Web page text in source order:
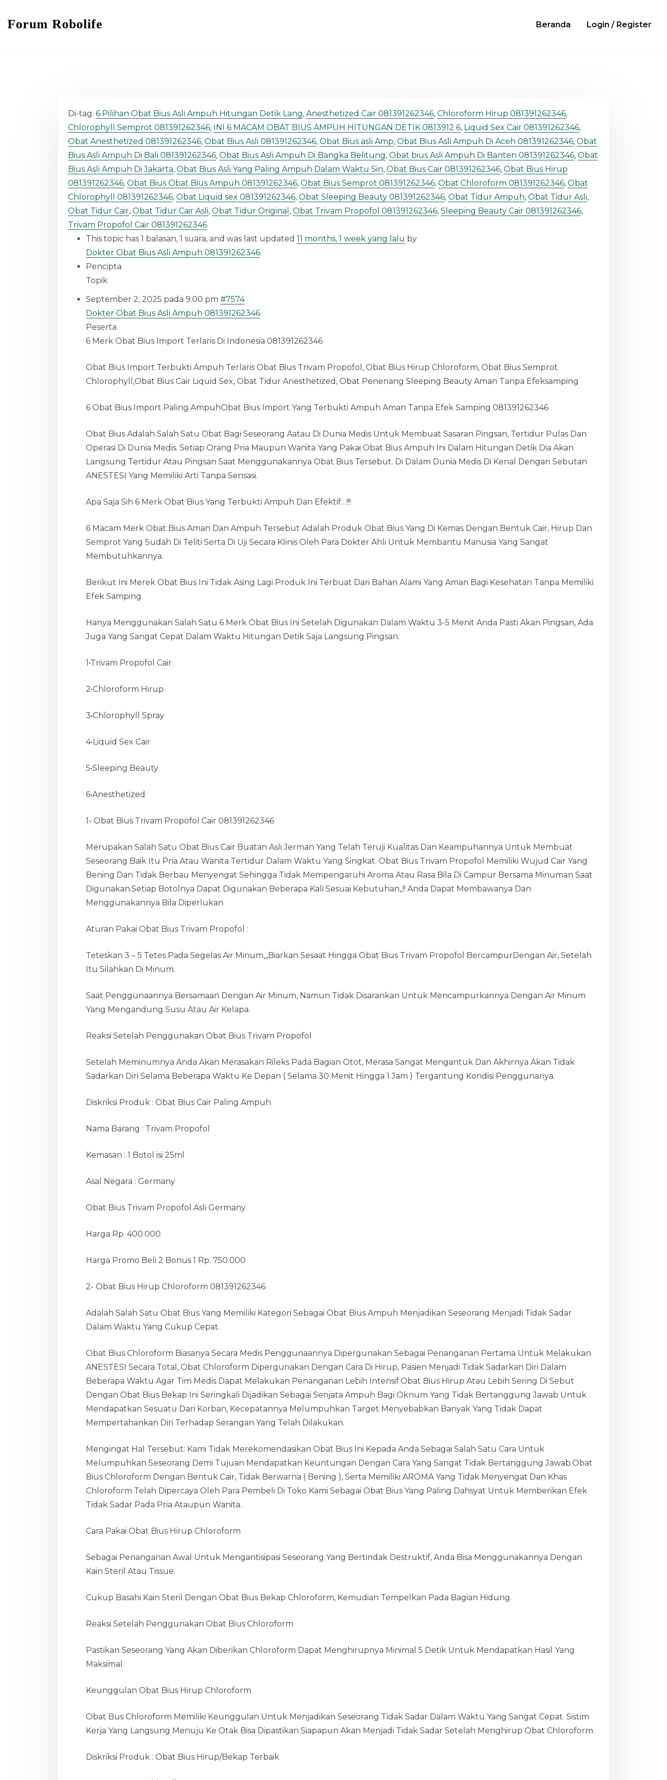
Forum Robolife Beranda Login / Register
Di-tag: 6 Pilihan Obat Bius Asli Ampuh Hitungan Detik Lang, Anesthetized Cair 081391262346, Chloroform Hirup 081391262346,
Chlorophyll Semprot 081391262346, INI 6 MACAM OBAT BIUS AMPUH HITUNGAN DETIK 0813912 6, Liquid Sex Cair 081391262346,
Obat Anesthetized 081391262346, Obat Bius Asli 081391262346, Obat Bius asli Amp, Obat Bius Asli Ampuh Di Aceh 081391262346, Obat
Bius Asli Ampuh Di Bali 081391262346, Obat Bius Asli Ampuh Di Bangka Belitung, Obat bius Asli Ampuh Di Banten 081391262346, Obat
Bius Asli Ampuh Di Jakarta, Obat Bius Asli Yang Paling Ampuh Dalam Waktu Sin, Obat Bius Cair 081391262346, Obat Bius Hirup
081391262346, Obat Bius Obat Bius Ampuh 081391262346, Obat Bius Semprot 081391262346, Obat Chloroform 081391262346, Obat
Chlorophyll 081391262346, Obat Liquid sex 081391262346, Obat Sleeping Beauty 081391262346, Obat Tidur Ampuh, Obat Tidur Asli,
Obat Tidur Cair, Obat Tidur Cair Asli, Obat Tidur Original , Obat Trivam Propofol 081391262346, Sleeping Beauty Cair 081391262346,
Trivam Propofol Cair 081391262346
This topic has 1 balasan, 1 suara, and was last updated 11 months, 1 week yang lalu by
Dokter Obat Bius Asli Ampuh 081391262346.
Pencipta
Topik
September 2, 2025 pada 9:00 pm #7574
Dokter Obat Bius Asli Ampuh 081391262346
Peserta
6 Merk Obat Bius Import Terlaris Di Indonesia 081391262346
Obat Bius Import Terbukti Ampuh Terlaris Obat Bius Trivam Propofol, Obat Bius Hirup Chloroform, Obat Bius Semprot
Chlorophyll,Obat Bius Cair Liquid Sex, Obat Tidur Anesthetized, Obat Penenang Sleeping Beauty Aman Tanpa Efeksamping
6 Obat Bius Import Paling AmpuhObat Bius Import Yang Terbukti Ampuh Aman Tanpa Efek Samping 081391262346
Obat Bius Adalah Salah Satu Obat Bagi Seseorang Aatau Di Dunia Medis Untuk Membuat Sasaran Pingsan, Tertidur Pulas Dan
Operasi Di Dunia Medis. Setiap Orang Pria Maupun Wanita Yang Pakai Obat Bius Ampuh Ini Dalam Hitungan Detik Dia Akan
Langsung Tertidur Atau Pingsan Saat Menggunakannya Obat Bius Tersebut. Di Dalam Dunia Medis Di Kenal Dengan Sebutan
ANESTESI Yang Memiliki Arti Tanpa Sensasi.
Apa Saja Sih 6 Merk Obat Bius Yang Terbukti Ampuh Dan Efektif…!!!
6 Macam Merk Obat Bius Aman Dan Ampuh Tersebut Adalah Produk Obat Bius Yang Di Kemas Dengan Bentuk Cair, Hirup Dan
Semprot Yang Sudah Di Teliti Serta Di Uji Secara Klinis Oleh Para Dokter Ahli Untuk Membantu Manusia Yang Sangat
Membutuhkannya.
Berikut Ini Merek Obat Bius Ini Tidak Asing Lagi Produk Ini Terbuat Dari Bahan Alami Yang Aman Bagi Kesehatan Tanpa Memiliki
Efek Samping.
Hanya Menggunakan Salah Satu 6 Merk Obat Bius Ini Setelah Digunakan Dalam Waktu 3-5 Menit Anda Pasti Akan Pingsan, Ada
Juga Yang Sangat Cepat Dalam Waktu Hitungan Detik Saja Langsung Pingsan.
1•Trivam Propofol Cair
2•Chloroform Hirup
3•Chlorophyll Spray
4•Liquid Sex Cair
5•Sleeping Beauty
6•Anesthetized
1- Obat Bius Trivam Propofol Cair 081391262346
Merupakan Salah Satu Obat Bius Cair Buatan Asli Jerman Yang Telah Teruji Kualitas Dan Keampuhannya Untuk Membuat
Seseorang Baik Itu Pria Atau Wanita Tertidur Dalam Waktu Yang Singkat. Obat Bius Trivam Propofol Memiliki Wujud Cair Yang
Bening Dan Tidak Berbau Menyengat Sehingga Tidak Mempengaruhi Aroma Atau Rasa Bila Di Campur Bersama Minuman Saat
Digunakan.Setiap Botolnya Dapat Digunakan Beberapa Kali Sesuai Kebutuhan,,!! Anda Dapat Membawanya Dan
Menggunakannya Bila Diperlukan
Aturan Pakai Obat Bius Trivam Propofol :
Teteskan 3 – 5 Tetes Pada Segelas Air Minum,,,Biarkan Sesaat Hingga Obat Bius Trivam Propofol BercampurDengan Air, Setelah
Itu Silahkan Di Minum.
Saat Penggunaannya Bersamaan Dengan Air Minum, Namun Tidak Disarankan Untuk Mencampurkannya Dengan Air Minum
Yang Mengandung Susu Atau Air Kelapa.
Reaksi Setelah Penggunakan Obat Bius Trivam Propofol
Setelah Meminumnya Anda Akan Merasakan Rileks Pada Bagian Otot, Merasa Sangat Mengantuk Dan Akhirnya Akan Tidak
Sadarkan Diri Selama Beberapa Waktu Ke Depan ( Selama 30 Menit Hingga 1 Jam ) Tergantung Kondisi Penggunanya.
Diskriksi Produk : Obat Bius Cair Paling Ampuh
Nama Barang : Trivam Propofol
Kemasan : 1 Botol isi 25ml
Asal Negara : Germany
Obat Bius Trivam Propofol Asli Germany
Harga Rp. 400.000
Harga Promo Beli 2 Bonus 1 Rp. 750.000
2- Obat Bius Hirup Chloroform 081391262346
Adalah Salah Satu Obat Bius Yang Memiliki Kategori Sebagai Obat Bius Ampuh Menjadikan Seseorang Menjadi Tidak Sadar
Dalam Waktu Yang Cukup Cepat.
Obat Bius Chloroform Biasanya Secara Medis Penggunaannya Dipergunakan Sebagai Penanganan Pertama Untuk Melakukan
ANESTESI Secara Total, Obat Chloroform Dipergunakan Dengan Cara Di Hirup, Pasien Menjadi Tidak Sadarkan Diri Dalam
Beberapa Waktu Agar Tim Medis Dapat Melakukan Penanganan Lebih Intensif.Obat Bius Hirup Atau Lebih Sering Di Sebut
Dengan Obat Bius Bekap Ini Seringkali Dijadikan Sebagai Senjata Ampuh Bagi Oknum Yang Tidak Bertanggung Jawab Untuk
Mendapatkan Sesuatu Dari Korban, Kecepatannya Melumpuhkan Target Menyebabkan Banyak Yang Tidak Dapat
Mempertahankan Diri Terhadap Serangan Yang Telah Dilakukan.
Mengingat Hal Tersebut: Kami Tidak Merekomendasikan Obat Bius Ini Kepada Anda Sebagai Salah Satu Cara Untuk
Melumpuhkan Seseorang Demi Tujuan Mendapatkan Keuntungan Dengan Cara Yang Sangat Tidak Bertanggung Jawab.Obat
Bius Chloroform Dengan Bentuk Cair, Tidak Berwarna ( Bening ), Serta Memiliki AROMA Yang Tidak Menyengat Dan Khas
Chloroform Telah Dipercaya Oleh Para Pembeli Di Toko Kami Sebagai Obat Bius Yang Paling Dahsyat Untuk Memberikan Efek
Tidak Sadar Pada Pria Ataupun Wanita.
Cara Pakai Obat Bius Hirup Chloroform
Sebagai Penanganan Awal Untuk Mengantisipasi Seseorang Yang Bertindak Destruktif, Anda Bisa Menggunakannya Dengan
Kain Steril Atau Tissue.
Cukup Basahi Kain Steril Dengan Obat Bius Bekap Chloroform, Kemudian Tempelkan Pada Bagian Hidung.
Reaksi Setelah Penggunakan Obat Bius Chloroform
Pastikan Seseorang Yang Akan Diberikan Chloroform Dapat Menghirupnya Minimal 5 Detik Untuk Mendapatkan Hasil Yang
Maksimal.
Keunggulan Obat Bius Hirup Chloroform
Obat Bus Chloroform Memiliki Keunggulan Untuk Menjadikan Seseorang Tidak Sadar Dalam Waktu Yang Sangat Cepat. Sistim
Kerja Yang Langsung Menuju Ke Otak Bisa Dipastikan Siapapun Akan Menjadi Tidak Sadar Setelah Menghirup Obat Chloroform.
Diskriksi Produk : Obat Bius Hirup/Bekap Terbaik